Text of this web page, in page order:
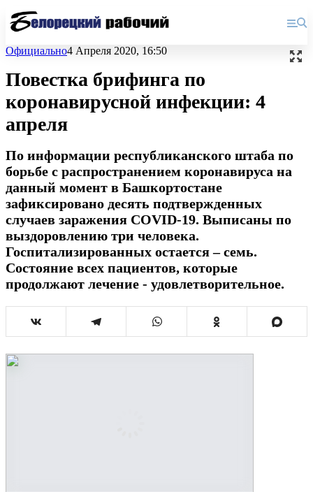
Официально4 Апреля 2020, 16:50
Повестка брифинга по
коронавирусной инфекции: 4
апреля
По информации республиканского штаба по
борьбе с распространением коронавируса на
данный момент в Башкортостане
зафиксировано десять подтвержденных
случаев заражения COVID-19. Выписаны по
выздоровлению три человека.
Госпитализированных остается – семь.
Состояние всех пациентов, которые
продолжают лечение - удовлетворительное.